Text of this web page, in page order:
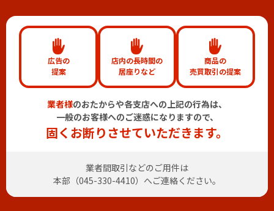
広告の
提案
店内の長時間の
居座りなど
商品の
売買取引の提案
業者様のおたからや各支店への上記の行為は、
一般のお客様へのご迷惑になりますので、
固くお断りさせていただきます。
業者間取引などのご用件は
本部（045-330-4410）へご連絡ください。